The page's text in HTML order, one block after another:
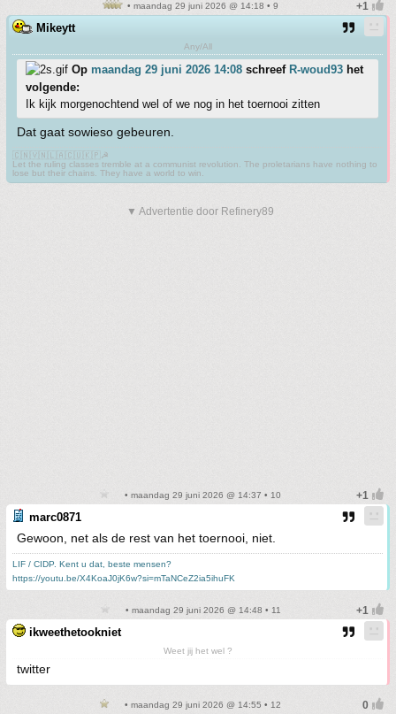
• maandag 29 juni 2026 @ 14:18 • 9
Mikeytt
Any/All
Op maandag 29 juni 2026 14:08 schreef R-woud93 het
volgende:
Ik kijk morgenochtend wel of we nog in het toernooi zitten
Dat gaat sowieso gebeuren.
🇨🇳🇻🇳🇱🇦🇨🇺🇰🇵☭
Let the ruling classes tremble at a communist revolution. The proletarians have nothing to
lose but their chains. They have a world to win.
▼ Advertentie door Refinery89
• maandag 29 juni 2026 @ 14:37 • 10
marc0871
Gewoon, net als de rest van het toernooi, niet.
LIF / CIDP. Kent u dat, beste mensen?
https://youtu.be/X4KoaJ0jK6w?si=mTaNCeZ2ia5ihuFK
• maandag 29 juni 2026 @ 14:48 • 11
ikweethetookniet
Weet jij het wel ?
twitter
• maandag 29 juni 2026 @ 14:55 • 12